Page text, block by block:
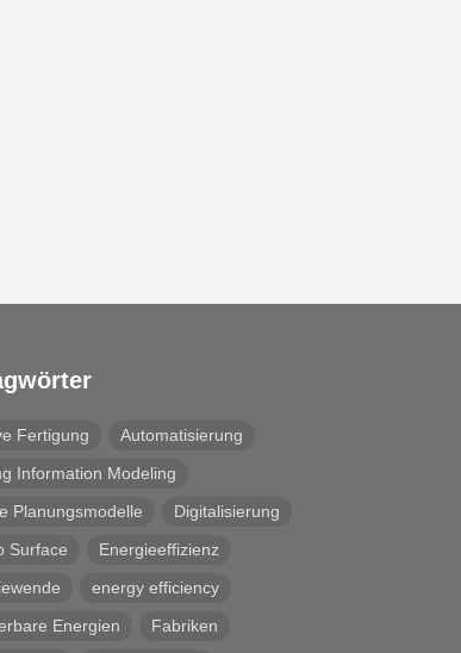
veröffentlicht
Fertigung
Automatisierung
Information Modeling
Planungsmodelle
Digitalisierung
Surface
Energieeffizienz
energy efficiency
Energien
Fabriken